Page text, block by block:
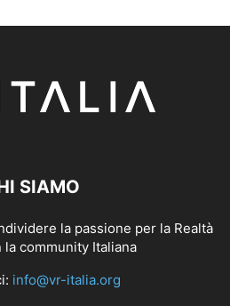
SIAMO
la passione per la Realtà
community Italiana
info@vr-italia.org